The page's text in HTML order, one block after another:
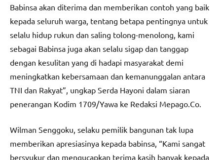
Babinsa akan diterima dan memberikan contoh yang baik
kepada seluruh warga, tentang betapa pentingnya untuk
selalu hidup rukun dan saling tolong-menolong, kami
sebagai Babinsa juga akan selalu sigap dan tanggap
dengan kesulitan yang di hadapi masyarakat demi
meningkatkan kebersamaan dan kemanunggalan antara
TNI dan Rakyat”, ungkap Serda Hayoni dalam siaran
penerangan Kodim 1709/Yawa ke Redaksi Mepago.Co.
Wilman Senggoku, selaku pemilik bangunan tak lupa
memberikan apresiasinya kepada babinsa, “Kami sangat
bersyukur dan mengucapkan terima kasih banyak kepada